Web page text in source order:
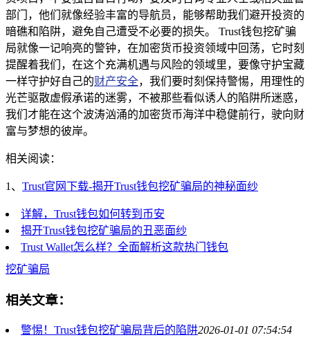
部门，他们就像经验丰富的导航员，能够帮助我们避开投资的
暗礁和陷阱，避免自己遭受不必要的损失。 Trust钱包挖矿骗
局就像一记响亮的警钟，在加密货币投资领域中回荡，它时刻
提醒着我们，在这个充满机遇与风险的领域里，要像守护宝藏
一样守护好自己的财产安全，我们要时刻保持警惕，用理性的
光芒驱散虚假承诺的迷雾，不被那些看似诱人的陷阱所迷惑，
我们才能在这个波涛汹涌的加密货币海洋中稳健前行，驶向财
富与梦想的彼岸。
相关阅读：
1、 Trust官网下载-揭开Trust钱包挖矿骗局的神秘面纱
详解，Trust钱包如何转到币安
揭开Trust钱包挖矿骗局的丑恶面纱
Trust Wallet怎么样？全面解析这款热门钱包
挖矿骗局
相关文章：
警惕！Trust钱包挖矿骗局背后的陷阱2026-01-01 07:54:54